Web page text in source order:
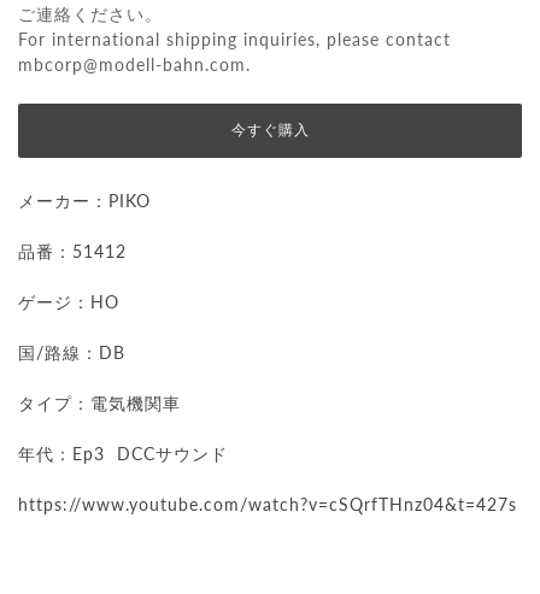
ご連絡ください。
For international shipping inquiries, please contact
mbcorp@modell-bahn.com.
今すぐ購入
メーカー： PIKO
品番：51412
ゲージ：HO
国/路線：DB
タイプ：電気機関車
年代：Ep3 DCCサウンド
https://www.youtube.com/watch?v=cSQrfTHnz04&t=427s